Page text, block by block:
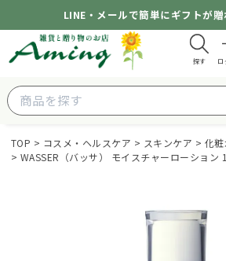
LINE・メールで簡単にギフトが贈
探す ロ
TOP コスメ・ヘルスケア スキンケア
化
WASSER（バッサ） モイスチャーローション